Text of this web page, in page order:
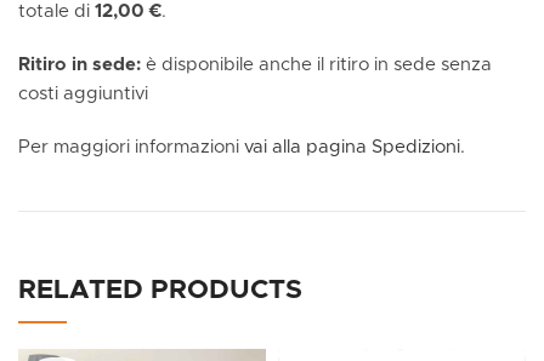
totale di 12,00 €.
Ritiro in sede: è disponibile anche il ritiro in sede senza
costi aggiuntivi
Per maggiori informazioni vai alla pagina Spedizioni.
RELATED PRODUCTS